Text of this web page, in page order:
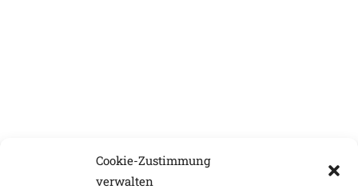
Cookie-Zustimmung
verwalten